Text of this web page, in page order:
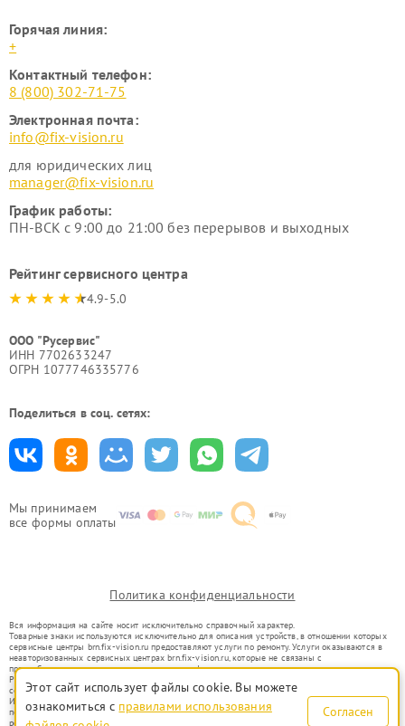
Мы принимаем
все формы оплаты
Горячая линия:
+
Контактный телефон:
8 (800) 302-71-75
Электронная почта:
info@fix-vision.ru
для юридических лиц
manager@fix-vision.ru
График работы:
ПН-ВСК с 9:00 до 21:00 без перерывов и выходных
Рейтинг сервисного центра
4.9-5.0
ООО "Русервис"
ИНН 7702633247
ОГРН 1077746335776
Поделиться в соц. сетях:
Политика конфиденциальности
Вся информация на сайте носит исключительно справочный характер.
Товарные знаки используются исключительно для описания устройств, в отношении которых
сервисные центры brn.fix-vision.ru предоставляют услуги по ремонту. Услуги оказываются в
неавторизованных сервисных центрах brn.fix-vision.ru, которые не связаны с
правообладателями товарных знаков или их официальными представителями.
Ремонт осуществляется для устройств, уже введенных в гражданский оборот в соответствии
со статьей 1487 ГК РФ.
Использование товарных знаков не преследует цели индивидуализации услуг или введения
потребителей в заблуждение, а служит для информирования о предоставляемых услугах по
ремонту техники указанных брендов.
Этот сайт использует файлы cookie. Вы можете
ознакомиться с правилами использования
Согласен